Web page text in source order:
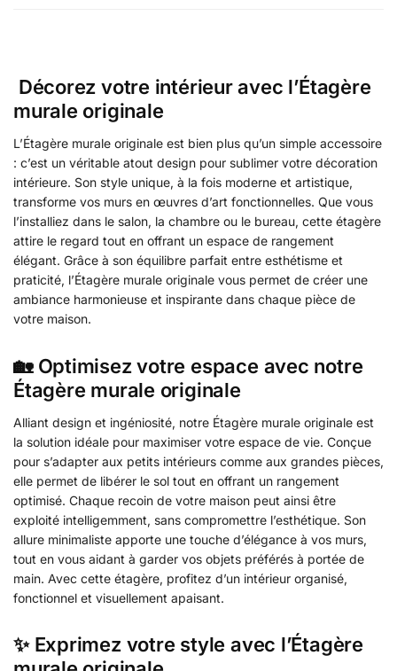
Décorez votre intérieur avec l’Étagère
murale originale
L’Étagère murale originale est bien plus qu’un simple accessoire
: c’est un véritable atout design pour sublimer votre décoration
intérieure. Son style unique, à la fois moderne et artistique,
transforme vos murs en œuvres d’art fonctionnelles. Que vous
l’installiez dans le salon, la chambre ou le bureau, cette étagère
attire le regard tout en offrant un espace de rangement
élégant. Grâce à son équilibre parfait entre esthétisme et
praticité, l’Étagère murale originale vous permet de créer une
ambiance harmonieuse et inspirante dans chaque pièce de
votre maison.
🏡 Optimisez votre espace avec notre
Étagère murale originale
Alliant design et ingéniosité, notre Étagère murale originale est
la solution idéale pour maximiser votre espace de vie. Conçue
pour s’adapter aux petits intérieurs comme aux grandes pièces,
elle permet de libérer le sol tout en offrant un rangement
optimisé. Chaque recoin de votre maison peut ainsi être
exploité intelligemment, sans compromettre l’esthétique. Son
allure minimaliste apporte une touche d’élégance à vos murs,
tout en vous aidant à garder vos objets préférés à portée de
main. Avec cette étagère, profitez d’un intérieur organisé,
fonctionnel et visuellement apaisant.
✨ Exprimez votre style avec l’Étagère